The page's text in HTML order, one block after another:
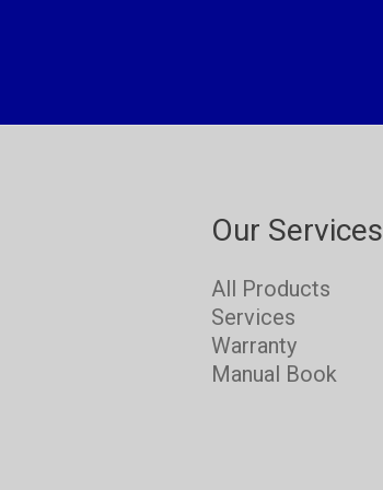
Our Services
All Products
Services
Warranty
Manual Book